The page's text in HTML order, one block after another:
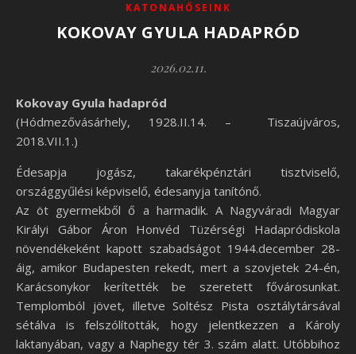
KATONAHŐSEINK
KOKOVAY GYULA HADAPRÓD
2026.02.11.
Kokovay Gyula hadapród
(Hódmezővásárhely, 1928.II.14. – Tiszaújváros,
2018.VII.1.)
Édesapja jogász, takarékpénztári tisztviselő,
országgyűlési képviselő, édesanyja tanítónő.
Az öt gyermekből ő a harmadik. A Nagyváradi Magyar
Királyi Gábor Áron Honvéd Tüzérségi Hadapródiskola
növendékeként kapott szabadságot 1944.december 28-
áig, amikor Budapesten rekedt, mert a szovjetek 24-én,
Karácsonykor kerítették be szeretett fővárosunkat.
Templomból jövet, illetve Soltész Pista osztálytársával
sétálva is felszólították, hogy jelentkezzen a Károly
laktanyában, vagy a Naphegy tér 3. szám alatt. Utóbbihoz